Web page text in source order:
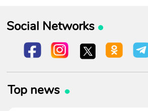
Social Networks
Top news